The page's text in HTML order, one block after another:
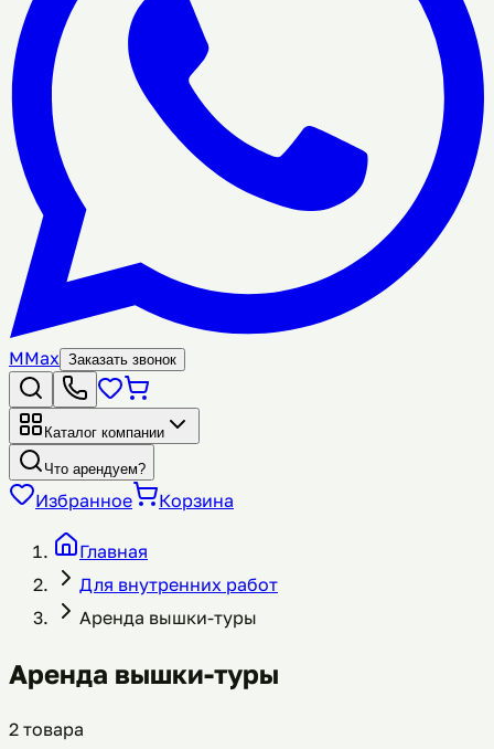
MMax Заказать звонок
Каталог компании
Что арендуем?
Избранное Корзина
Главная
Для внутренних работ
Аренда вышки-туры
Аренда вышки-туры
2 товара